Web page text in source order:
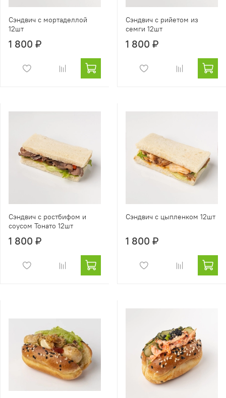
Сэндвич с мортаделлой
12шт
1 800 ₽
Сэндвич с рийетом из
семги 12шт
1 800 ₽
Сэндвич с ростбифом и
соусом Тонато 12шт
1 800 ₽
Сэндвич с цыпленком 12шт
1 800 ₽